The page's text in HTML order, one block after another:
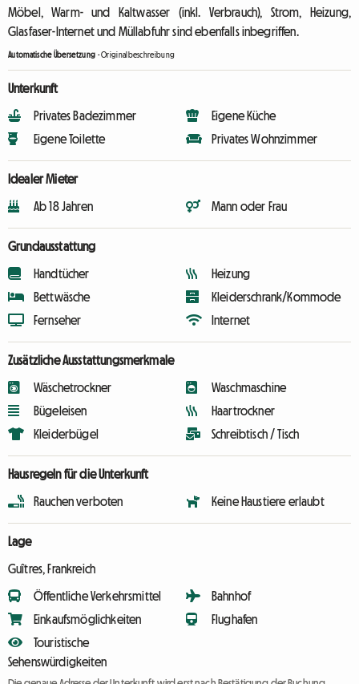
Möbel, Warm- und Kaltwasser (inkl. Verbrauch), Strom, Heizung,
Glasfaser-Internet und Müllabfuhr sind ebenfalls inbegriffen.
Automatische Übersetzung -Originalbeschreibung
Unterkunft
Privates Badezimmer
Eigene Toilette
Eigene Küche
Privates Wohnzimmer
Idealer Mieter
Ab 18 Jahren Mann oder Frau
Grundausstattung
Handtücher
Bettwäsche
Fernseher
Heizung
Kleiderschrank/Kommode
Internet
Zusätzliche Ausstattungsmerkmale
Wäschetrockner
Bügeleisen
Kleiderbügel
Waschmaschine
Haartrockner
Schreibtisch / Tisch
Hausregeln für die Unterkunft
Rauchen verboten Keine Haustiere erlaubt
Lage
Guîtres, Frankreich
Öffentliche Verkehrsmittel
Einkaufsmöglichkeiten
Touristische
Sehenswürdigkeiten
Bahnhof
Flughafen